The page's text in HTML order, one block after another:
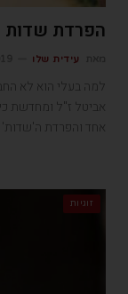
הפרדת
עידית שלו
למה בעלי הוא לא
אביטל ז"ל ומחדשת
אחד והפרדת
זוגיות